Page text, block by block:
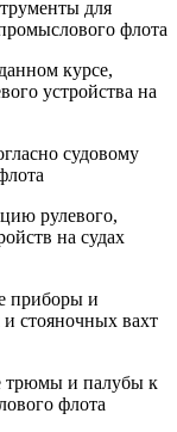
для
флота
курсе,
устройства на
судовому
рулевого,
на судах
приборы и
стояночных вахт
трюмы и палубы к
флота